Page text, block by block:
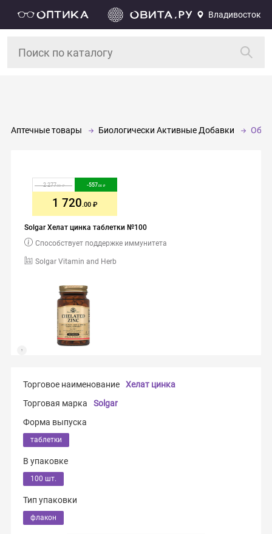
Владивосток
Аптечные товары Биологически Активные Добавки
Solgar Хелат цинка таблетки №100
Solgar Vitamin and Herb
Способствует поддержке иммунитета
2 277.00 -557.00
1 720.00
Торговое наименование
Хелат цинка
Торговая марка
Solgar
Форма выпуска
таблетки
В упаковке
100 шт.
Тип упаковки
флакон